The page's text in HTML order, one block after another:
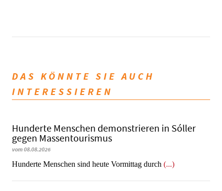
DAS KÖNNTE SIE AUCH
INTERESSIEREN
Hunderte Menschen demonstrieren in Sóller
gegen Massentourismus
vom 08.08.2026
Hunderte Menschen sind heute Vormittag durch (...)